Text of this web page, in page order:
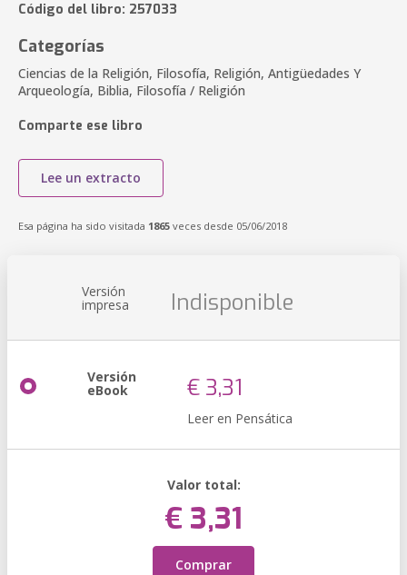
Código del libro: 257033
Categorías
Ciencias de la Religión, Filosofía, Religión, Antigüedades Y
Arqueología, Biblia, Filosofía / Religión
Comparte ese libro
Lee un extracto
Esa página ha sido visitada 1865 veces desde 05/06/2018
Versión
impresa Indisponible
Versión
eBook € 3,31
Leer en Pensática
Valor total:
€ 3,31
Comprar